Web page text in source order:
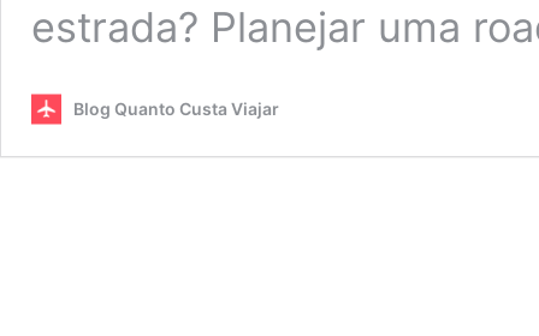
estrada? Planejar uma
Blog Quanto Custa Viajar